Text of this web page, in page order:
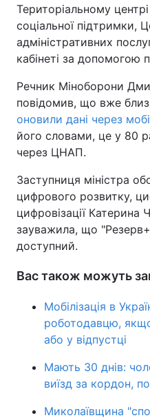
Територіальному
соціальної підтримки,
адміністративних
кабінеті за допомогою
Речник Міноборони
повідомив, що вже
оновили дані через
його словами, це у 80
через ЦНАП.
Заступниця міністра
цифрового розвитку,
цифровізації Катерина
зауважила, що
доступний.
Вас також можуть
Мобілізація в
роботодавцю, якщо
або у відпустці
Мають 30 днів:
виїзд за кордон,
Миколаївщина